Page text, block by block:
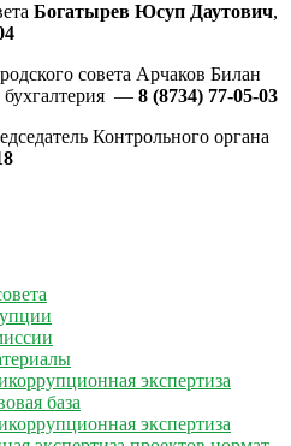
Богатырев Юсуп Даутович,
совета Арчаков Билан
бухгалтерия — 8 (8734) 77-05-03
Контрольного органа
экспертиза
база
экспертиза